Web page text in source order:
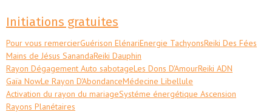
Initiations gratuites
Pour vous remercierGuérison ElénariEnergie TachyonsReiki Des Fées
Mains de Jésus SanandaReiki Dauphin
Rayon Dégagement Auto sabotageLes Dons D'AmourReiki ADN
Gaïa NowLe Rayon D'AbondanceMédecine Libellule
Activation du rayon du mariageSystéme énergétique Ascension
Rayons Planétaires